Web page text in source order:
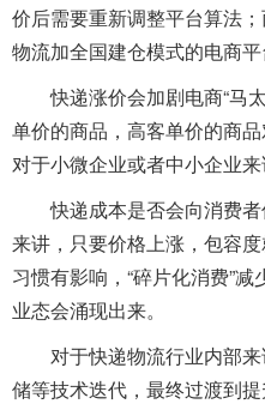
价后需要重新调整平台算法
物流加全国建仓模式的电商
快递涨价会加剧电商“马太
单价的商品，高客单价的商
对于小微企业或者中小企业
快递成本是否会向消费者
来讲，只要价格上涨，包容
习惯有影响，“碎片化消费”
业态会涌现出来。
对于快递物流行业内部来
储等技术迭代，最终过渡到